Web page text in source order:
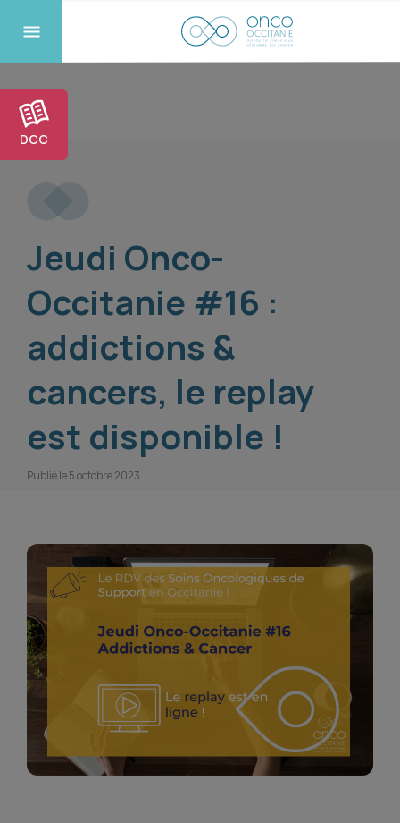
DCC
Jeudi Onco-
Occitanie #16 :
addictions &
cancers, le replay
est disponible !
Publié le 5 octobre 2023